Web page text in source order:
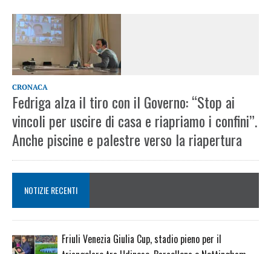
CRONACA
Fedriga alza il tiro con il Governo: “Stop ai
vincoli per uscire di casa e riapriamo i confini”.
Anche piscine e palestre verso la riapertura
NOTIZIE RECENTI
Friuli Venezia Giulia Cup, stadio pieno per il